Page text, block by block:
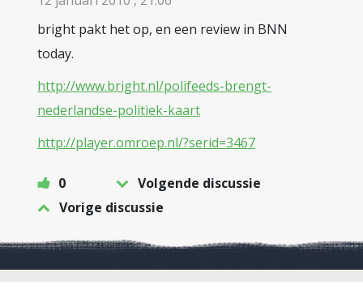
bright pakt het op, en een review in BNN
today.
http://www.bright.nl/polifeeds-brengt-
nederlandse-politiek-kaart
http://player.omroep.nl/?serid=3467
0
Volgende discussie
Vorige discussie